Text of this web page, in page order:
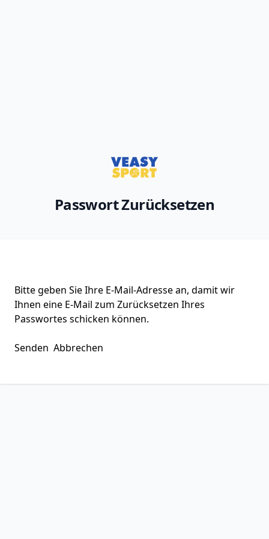
Passwort Zurücksetzen
Bitte geben Sie Ihre E-Mail-Adresse an, damit wir
Ihnen eine E-Mail zum Zurücksetzen Ihres
Passwortes schicken können.
Senden Abbrechen